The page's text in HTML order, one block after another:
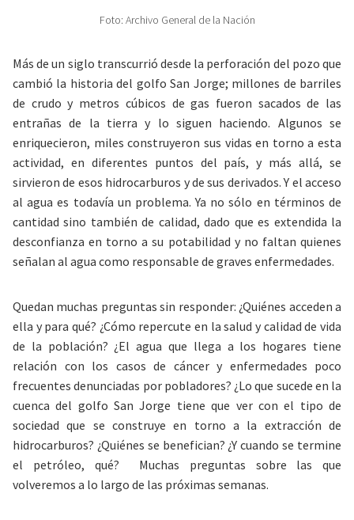
Foto: Archivo General de la Nación
Más de un siglo transcurrió desde la perforación del pozo que
cambió la historia del golfo San Jorge; millones de barriles
de crudo y metros cúbicos de gas fueron sacados de las
entrañas de la tierra y lo siguen haciendo. Algunos se
enriquecieron, miles construyeron sus vidas en torno a esta
actividad, en diferentes puntos del país, y más allá, se
sirvieron de esos hidrocarburos y de sus derivados. Y el acceso
al agua es todavía un problema. Ya no sólo en términos de
cantidad sino también de calidad, dado que es extendida la
desconfianza en torno a su potabilidad y no faltan quienes
señalan al agua como responsable de graves enfermedades.
Quedan muchas preguntas sin responder: ¿Quiénes acceden a
ella y para qué? ¿Cómo repercute en la salud y calidad de vida
de la población? ¿El agua que llega a los hogares tiene
relación con los casos de cáncer y enfermedades poco
frecuentes denunciadas por pobladores? ¿Lo que sucede en la
cuenca del golfo San Jorge tiene que ver con el tipo de
sociedad que se construye en torno a la extracción de
hidrocarburos? ¿Quiénes se benefician? ¿Y cuando se termine
el petróleo, qué? Muchas preguntas sobre las que
volveremos a lo largo de las próximas semanas.